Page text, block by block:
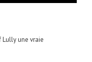
Lully une vraie